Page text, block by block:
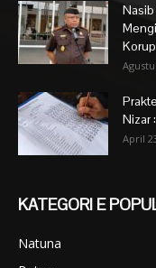
Nizar
April
KATEGORI E
Natuna